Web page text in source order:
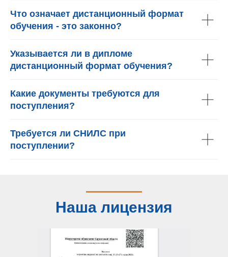
Что означает дистанционный формат
обучения - это законно?
Указывается ли в дипломе
дистанционный формат обучения?
Какие документы требуются для
поступления?
Требуется ли СНИЛС при
поступлении?
Наша лицензия